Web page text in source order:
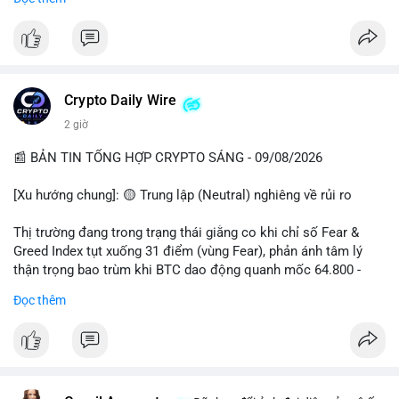
cổ đông vào tháng 2.
- Định chế tài chính: Delaware Life đưa BTC vào sản phẩm bảo
hiểm; Galaxy Digital lập quỹ đầu tư 100 triệu USD.
#binancesquare
$btc $eth $sol $xrp
#vlikevn #titanbot
📰 Nguồn: Decrypt
Crypto Daily Wire
2 giờ
📰 BẢN TIN TỔNG HỢP CRYPTO SÁNG - 09/08/2026
[Xu hướng chung]: 🟡 Trung lập (Neutral) nghiêng về rủi ro
Thị trường đang trong trạng thái giằng co khi chỉ số Fear &
Greed Index tụt xuống 31 điểm (vùng Fear), phản ánh tâm lý
thận trọng bao trùm khi BTC dao động quanh mốc 64.800 -
giao dịch BTC lớn được ghi nhận trong 24h qua, tổng trị giá
Đọc thêm